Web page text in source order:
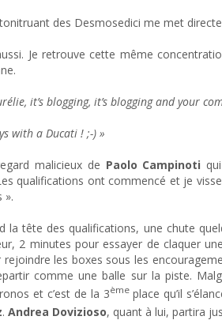
des Desmosedici me met
Je retrouve cette même
it’s blogging, it’s blogging and your
with a Ducati ! ;-) »
malicieux de Paolo Campinoti
qualifications ont commencé et je
».
la tête des qualifications, une chute
2 minutes pour essayer de claquer
les boxes sous les
comme une balle sur la piste.
et c’est de la 3èmeplace qu’il
. Andrea Dovizioso, quant à lui, partira